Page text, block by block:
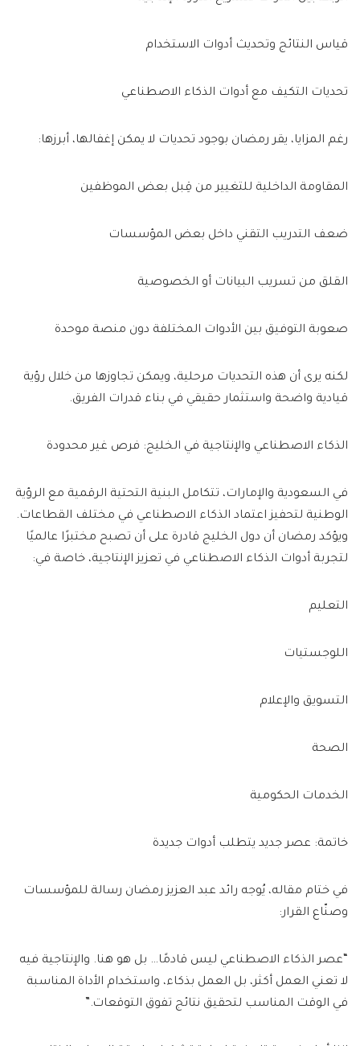
قياس النتائج وتحديث أدوات الاستخدام
تحديات التكيف مع أدوات الذكاء الاصطناعي
رغم المزايا، يقر رمضان بوجود تحديات لا يمكن إغفالها، أبرزها:
المقاومة الداخلية للتغيير من قِبل بعض الموظفين
ضعف التدريب التقني داخل بعض المؤسسات
القلق من تسريب البيانات أو الخصوصية
صعوبة التوفيق بين الأدوات المختلفة دون منصة موحدة
لكنه يرى أن هذه التحديات مرحلية، ويمكن تجاوزها من خلال رؤية
قيادية واضحة واستثمار حقيقي في بناء قدرات الفريق.
الذكاء الاصطناعي والإنتاجية في الخليج: فرص غير محدودة
في السعودية والإمارات، تتكامل البنية التحتية الرقمية مع الرؤية
الوطنية لتحفيز اعتماد الذكاء الاصطناعي في مختلف القطاعات.
ويؤكد رمضان أن دول الخليج قادرة على أن تصبح مختبرًا عالميًا
لتجربة أدوات الذكاء الاصطناعي في تعزيز الإنتاجية، خاصة في:
التعليم
اللوجستيات
التسويق والإعلام
الصحة
الخدمات الحكومية
خاتمة: عصر جديد يتطلب أدوات جديدة
في ختام مقاله، يُوجه رائد عبد العزيز رمضان رسالة للمؤسسات
وصنّاع القرار:
“عصر الذكاء الاصطناعي ليس قادمًا… بل هو هنا. والإنتاجية فيه
لا تعني العمل أكثر، بل العمل بذكاء، واستخدام الأداة المناسبة
في الوقت المناسب لتحقيق نتائج تفوق التوقعات.”